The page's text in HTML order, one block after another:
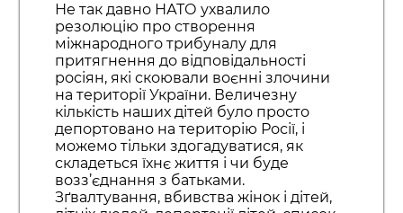
Не так давно НАТО ухвалило
резолюцію про створення
міжнародного трибуналу для
притягнення до відповідальності
росіян, які скоювали воєнні злочини
на території України. Величезну
кількість наших дітей було просто
депортовано на територію Росії, і
можемо тільки здогадуватися, як
складеться їхнє життя і чи буде
возз’єднання з батьками.
Зґвалтування, вбивства жінок і дітей,